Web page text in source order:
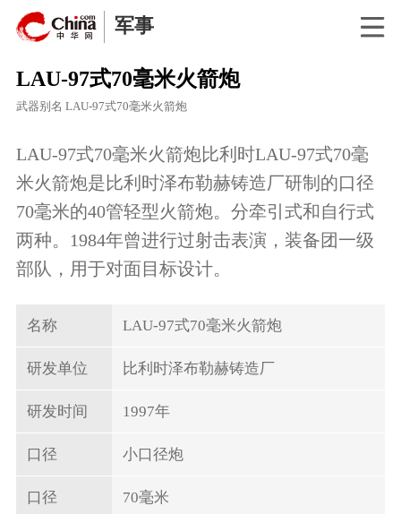
军事
LAU-97式70毫米火箭炮
武器别名 LAU-97式70毫米火箭炮
LAU-97式70毫米火箭炮比利时LAU-97式70毫
米火箭炮是比利时泽布勒赫铸造厂研制的口径
70毫米的40管轻型火箭炮。分牵引式和自行式
两种。1984年曾进行过射击表演，装备团一级
部队，用于对面目标设计。
名称 LAU-97式70毫米火箭炮
研发单位 比利时泽布勒赫铸造厂
研发时间 1997年
口径 小口径炮
口径 70毫米